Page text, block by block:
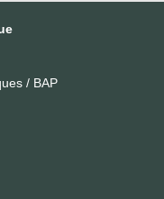
/ BAP